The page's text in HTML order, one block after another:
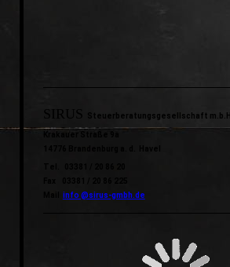
SIRUS Steuerberatungsgesellschaft m.b.H
Krakauer Straße 9a
14776 Brandenburg a. d. Havel
info @sirus-gmbh.de